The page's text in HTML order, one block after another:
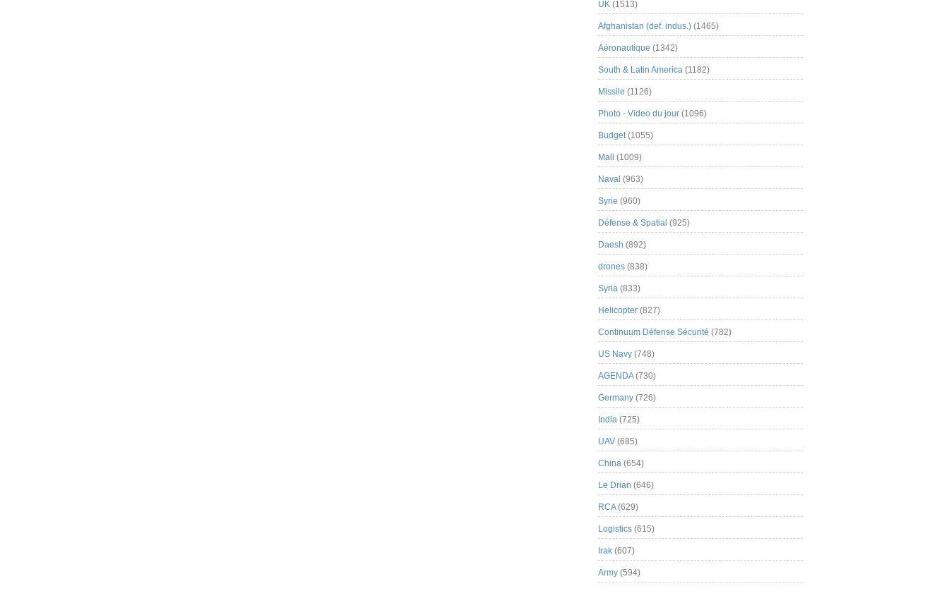
UK (1513)
Afghanistan (def. indus.) (1465)
Aéronautique (1342)
South & Latin America (1182)
Missile (1126)
Photo - Video du jour (1096)
Budget(1055)
Mali (1009)
Naval (963)
Syrie (960)
Défense & Spatial (925)
Daesh (892)
drones (838)
Syria (833)
Helicopter (827)
Continuum Défense Sécurité (782)
US Navy (748)
AGENDA(730)
Germany (726)
India (725)
UAV (685)
China (654)
Le Drian (646)
RCA(629)
Logistics (615)
Irak (607)
Army (594)